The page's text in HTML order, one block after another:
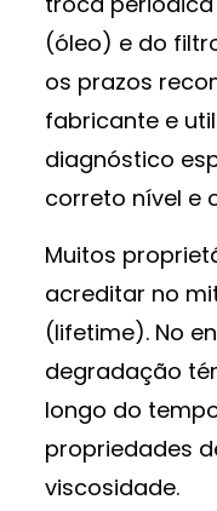
(óleo) e do
os prazos
fabricante e
diagnóstico
correto nível e
Muitos
acreditar no
(lifetime). No
degradação
longo do
propriedades
viscosidade.